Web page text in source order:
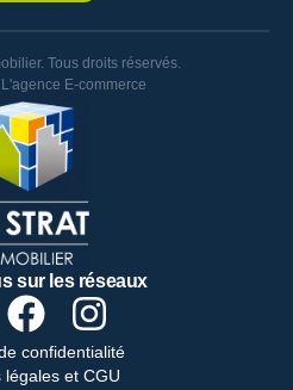
sur les réseaux
confidentialité
légales et CGU
Tous droits réservés.
E-commerce